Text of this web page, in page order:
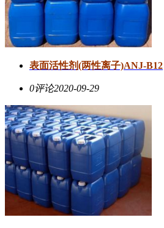
表面活性剂(两性离子)ANJ-B12
0评论2020-09-29